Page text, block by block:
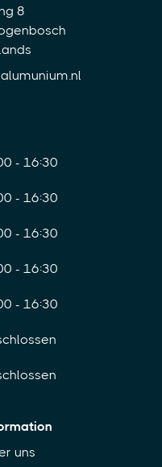
8
- 16:30
- 16:30
- 16:30
- 16:30
- 16:30
uns